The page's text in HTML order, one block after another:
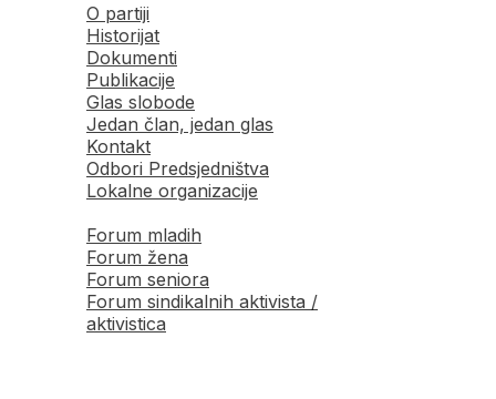
O partiji
Historijat
Dokumenti
Publikacije
Glas slobode
Jedan član, jedan glas
Kontakt
Odbori Predsjedništva
Lokalne organizacije
Forum mladih
Forum žena
Forum seniora
Forum sindikalnih aktivista /
aktivistica